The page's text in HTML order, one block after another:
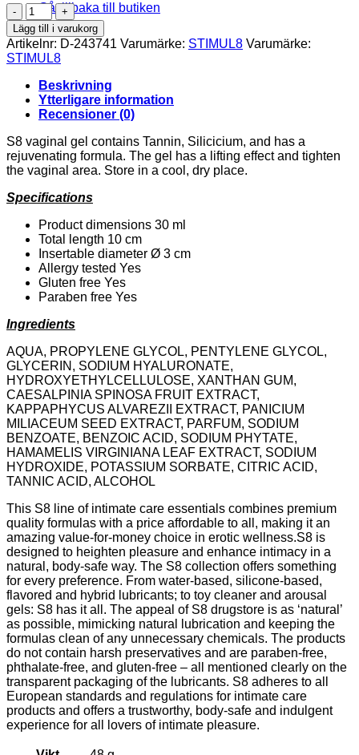
Gå tillbaka till butiken
STIMUL8
-
S8
LIFT
VAGINAL
FIRMING
GEL
30
ML
mängd
Lägg till i varukorg
Artikelnr: D-243741 Varumärke: STIMUL8 Varumärke:
STIMUL8
Beskrivning
Ytterligare information
Recensioner (0)
S8 vaginal gel contains Tannin, Silicicium, and has a
rejuvenating formula. The gel has a lifting effect and tighten
the vaginal area. Store in a cool, dry place.
Specifications
Product dimensions 30 ml
Total length 10 cm
Insertable diameter Ø 3 cm
Allergy tested Yes
Gluten free Yes
Paraben free Yes
Ingredients
AQUA, PROPYLENE GLYCOL, PENTYLENE GLYCOL,
GLYCERIN, SODIUM HYALURONATE,
HYDROXYETHYLCELLULOSE, XANTHAN GUM,
CAESALPINIA SPINOSA FRUIT EXTRACT,
KAPPAPHYCUS ALVAREZII EXTRACT, PANICIUM
MILIACEUM SEED EXTRACT, PARFUM, SODIUM
BENZOATE, BENZOIC ACID, SODIUM PHYTATE,
HAMAMELIS VIRGINIANA LEAF EXTRACT, SODIUM
HYDROXIDE, POTASSIUM SORBATE, CITRIC ACID,
TANNIC ACID, ALCOHOL
This S8 line of intimate care essentials combines premium
quality formulas with a price affordable to all, making it an
amazing value-for-money choice in erotic wellness.S8 is
designed to heighten pleasure and enhance intimacy in a
natural, body-safe way. The S8 collection offers something
for every preference. From water-based, silicone-based,
flavored and hybrid lubricants; to toy cleaner and arousal
gels: S8 has it all. The appeal of S8 drugstore is as ‘natural’
as possible, mimicking natural lubrication and keeping the
formulas clean of any unnecessary chemicals. The products
do not contain harsh preservatives and are paraben-free,
phthalate-free, and gluten-free – all mentioned clearly on the
transparent packaging of the lubricants. S8 adheres to all
European standards and regulations for intimate care
products and offers a trustworthy, body-safe and indulgent
experience for all lovers of intimate pleasure.